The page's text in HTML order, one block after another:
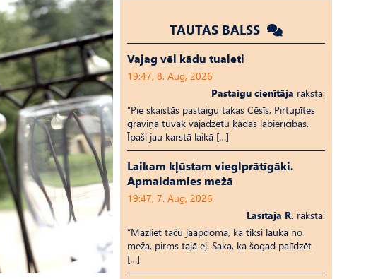
TAUTAS BALSS
Vajag vēl kādu tualeti
19:47, 8. Aug, 2026
Pastaigu cienītāja raksta:
“Pie skaistās pastaigu takas Cēsīs, Pirtupītes
graviņā tuvāk vajadzētu kādas labierīcības.
Īpaši jau karstā laikā […]
Laikam kļūstam vieglprātīgāki.
Apmaldamies mežā
19:47, 7. Aug, 2026
Lasītāja R. raksta:
“Mazliet taču jāapdomā, kā tiksi laukā no
meža, pirms tajā ej. Saka, ka šogad palīdzēt
[…]